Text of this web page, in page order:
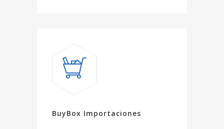
BuyBox Importaciones